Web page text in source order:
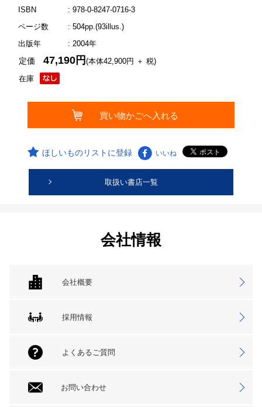
ISBN
: 978-0-8247-0716-3
ページ数
: 504pp.(93illus.)
出版年
: 2004年
在庫
定価47,190円(本体42,900円 ＋ 税)
ほしいものリストに登録 いいね
取扱い書店一覧
会社情報
会社概要
採用情報
よくあるご質問
お問い合わせ